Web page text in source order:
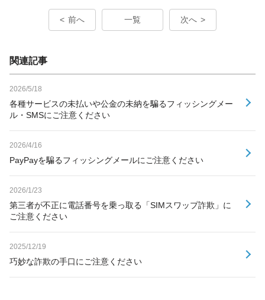
前へ 一覧 次へ
関連記事
2026/5/18
各種サービスの未払いや公金の未納を騙るフィッシングメー
ル・SMSにご注意ください
2026/4/16
PayPayを騙るフィッシングメールにご注意ください
2026/1/23
第三者が不正に電話番号を乗っ取る「SIMスワップ詐欺」に
ご注意ください
2025/12/19
巧妙な詐欺の手口にご注意ください